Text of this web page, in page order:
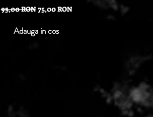
Preț normal
95,00 RON Preț redus
75,00 RON
Adauga in cos